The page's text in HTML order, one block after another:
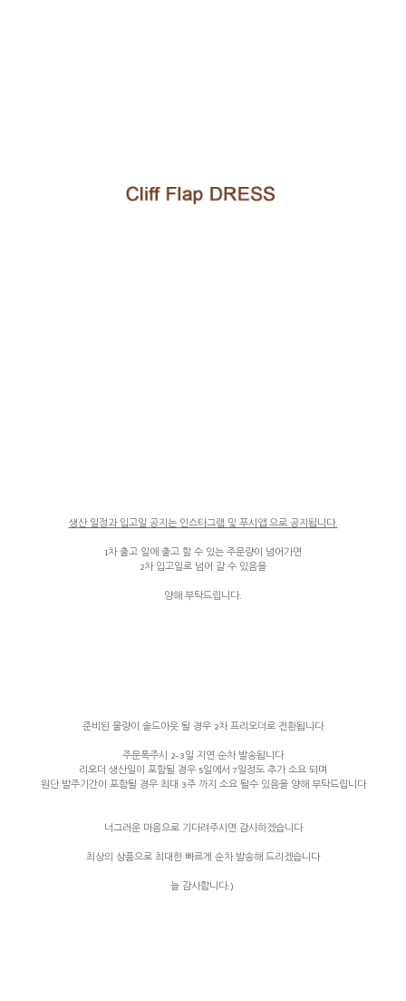
생산 일정과 입고일 공지는 인스타그램 및 푸시앱 으로 공지됩니다.
1차 출고 일에 출고 할 수 있는 주문량이 넘어가면
2차 입고일로 넘어 갈 수 있음을
양해 부탁드립니다.
준비된 물량이 솔드아웃 될 경우 2차 프리오더로 전환됩니다
주문폭주시 2-3일 지연 순차 발송됩니다
리오더 생산일이 포함될 경우 5일에서 7일정도 추가 소요 되며
원단 발주기간이 포함될 경우 최대 3주 까지 소요 될수 있음을 양해 부탁드립니다
너그러운 마음으로 기다려주시면 감사하겠습니다
최상의 상품으로 최대한 빠르게 순차 발송해 드리겠습니다
늘 감사합니다:)